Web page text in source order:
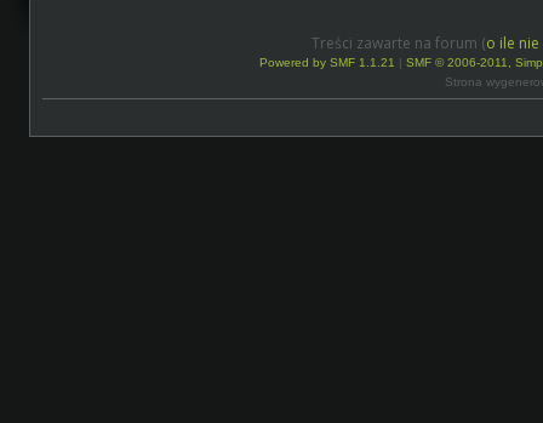
Treści zawarte na forum (o ile
Powered by SMF 1.1.21 | SMF © 2006-2011,
Strona